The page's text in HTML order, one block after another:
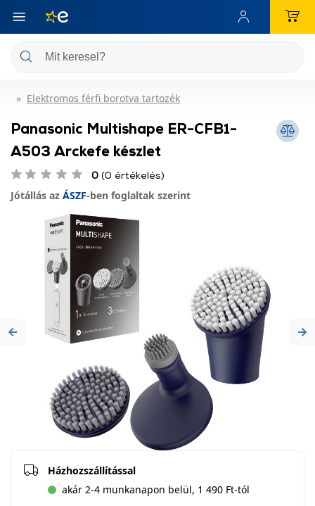
Elektromos férfi borotva tartozék
Panasonic Multishape ER-CFB1-
A503 Arckefe készlet
0 (0 értékelés)
Jótállás az ÁSZF-ben foglaltak szerint
Previous
Házhozszállítással
akár 2-4 munkanapon belül, 1 490 Ft-tól